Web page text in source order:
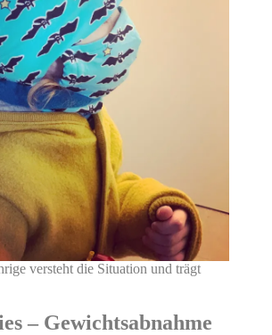
versteht die Situation und trägt
– Gewichtsabnahme